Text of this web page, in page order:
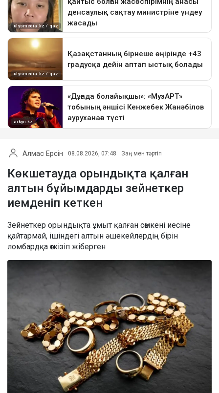
Алмас Ерсін 08.08.2026, 07:48 Заң мен тәртіп
Көкшетауда орындықта қалған
алтын бұйымдарды зейнеткер
иемденіп кеткен
Зейнеткер орындықта ұмыт қалған сөмкені иесіне
қайтармай, ішіндегі алтын әшекейлердің бірін
ломбардқа өткізіп жіберген